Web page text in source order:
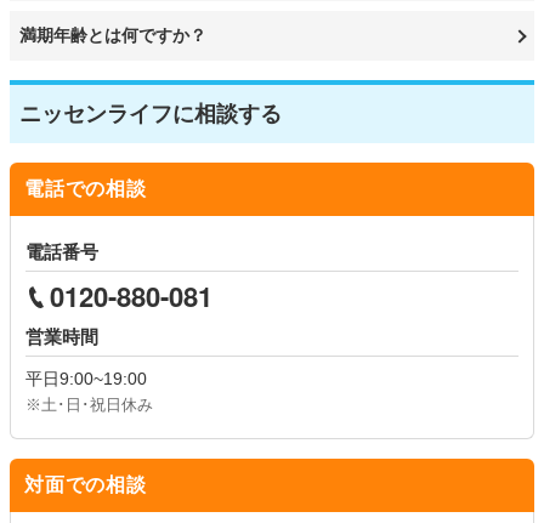
満期年齢とは何ですか？
ニッセンライフに相談する
電話での相談
電話番号
0120-880-081
営業時間
平日9:00~19:00
※土･日･祝日休み
対面での相談